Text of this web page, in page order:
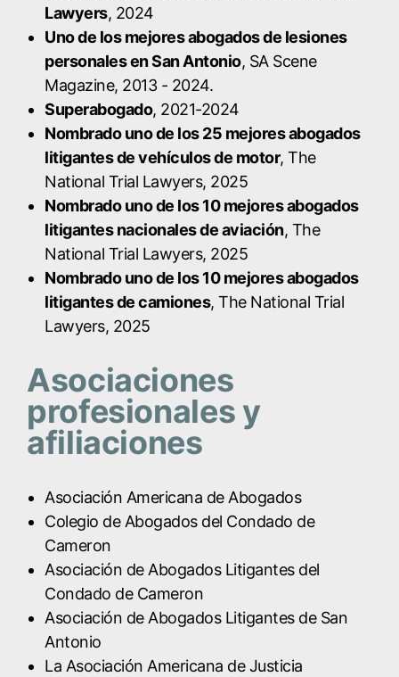
Lawyers, 2024
Uno de los mejores abogados de lesiones
personales en San Antonio, SA Scene
Magazine, 2013 - 2024.
Superabogado, 2021-2024
Nombrado uno de los 25 mejores abogados
litigantes de vehículos de motor, The
National Trial Lawyers, 2025
Nombrado uno de los 10 mejores abogados
litigantes nacionales de aviación, The
National Trial Lawyers, 2025
Nombrado uno de los 10 mejores abogados
litigantes de camiones, The National Trial
Lawyers, 2025
Asociaciones
profesionales y
afiliaciones
Asociación Americana de Abogados
Colegio de Abogados del Condado de
Cameron
Asociación de Abogados Litigantes del
Condado de Cameron
Asociación de Abogados Litigantes de San
Antonio
La Asociación Americana de Justicia